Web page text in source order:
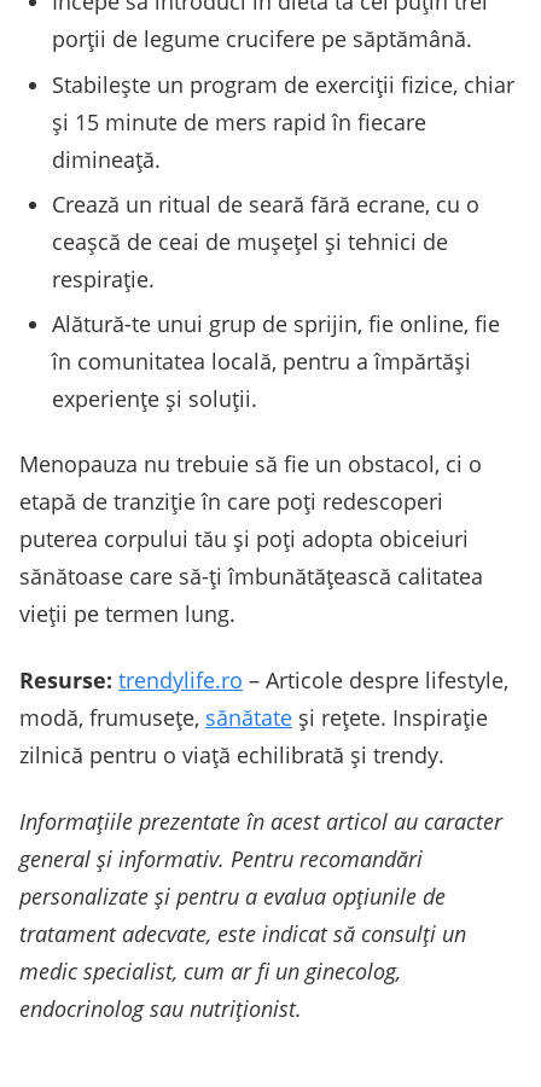
porții de legume crucifere pe săptămână.
Stabilește un program de exerciții fizice, chiar
și 15 minute de mers rapid în fiecare
dimineață.
Crează un ritual de seară fără ecrane, cu o
ceașcă de ceai de mușețel și tehnici de
respirație.
Alătură-te unui grup de sprijin, fie online, fie
în comunitatea locală, pentru a împărtăși
experiențe și soluții.
Menopauza nu trebuie să fie un obstacol, ci o
etapă de tranziție în care poți redescoperi
puterea corpului tău și poți adopta obiceiuri
sănătoase care să-ți îmbunătățească calitatea
vieții pe termen lung.
Resurse: trendylife.ro – Articole despre lifestyle,
modă, frumusețe, sănătate și rețete. Inspirație
zilnică pentru o viață echilibrată și trendy.
Informațiile prezentate în acest articol au caracter
general și informativ. Pentru recomandări
personalizate și pentru a evalua opțiunile de
tratament adecvate, este indicat să consulți un
medic specialist, cum ar fi un ginecolog,
endocrinolog sau nutriționist.